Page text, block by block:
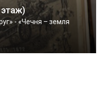
- «Чечня – земля